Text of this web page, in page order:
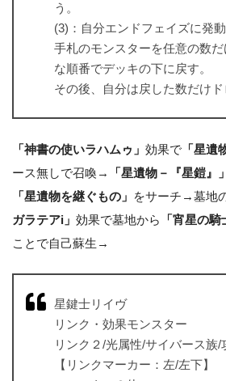
う。
(3)：自分エンドフェイズに発動
手札のモンスターを任意の数
な順番でデッキの下に戻す。
その後、自分は戻した数だけド
「神書の使いラハムゥ」 効果で 「星遺
ース無しで召喚→
「星遺物－『星鎧』」
「星遺物を継ぐもの」 をサーチ→墓地
ガラテアi」 効果で墓地から 「宵星の騎
ことで自己蘇生→
星鍵士リイヴ
リンク・効果モンスター
リンク２/光属性/サイバース族/
【リンクマーカー：左/左下】